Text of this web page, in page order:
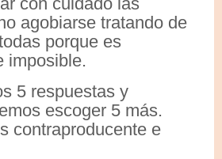
agobiarse tratando de
porque es
imposible.
5 respuestas y
escoger 5 más.
contraproducente e